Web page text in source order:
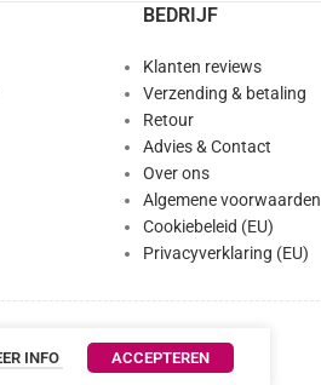
BEDRIJF
Klanten reviews
Verzending & betaling
Retour
Advies & Contact
Over ons
Algemene voorwaarden
Cookiebeleid (EU)
Privacyverklaring (EU)
INFO ACCEPTEREN